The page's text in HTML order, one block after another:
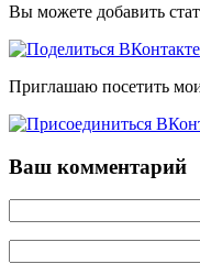
Вы можете добавить
Приглашаю посетить
Ваш комментарий